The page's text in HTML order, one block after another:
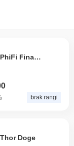
PhiFi Finance
brak rangi
Thor Doge